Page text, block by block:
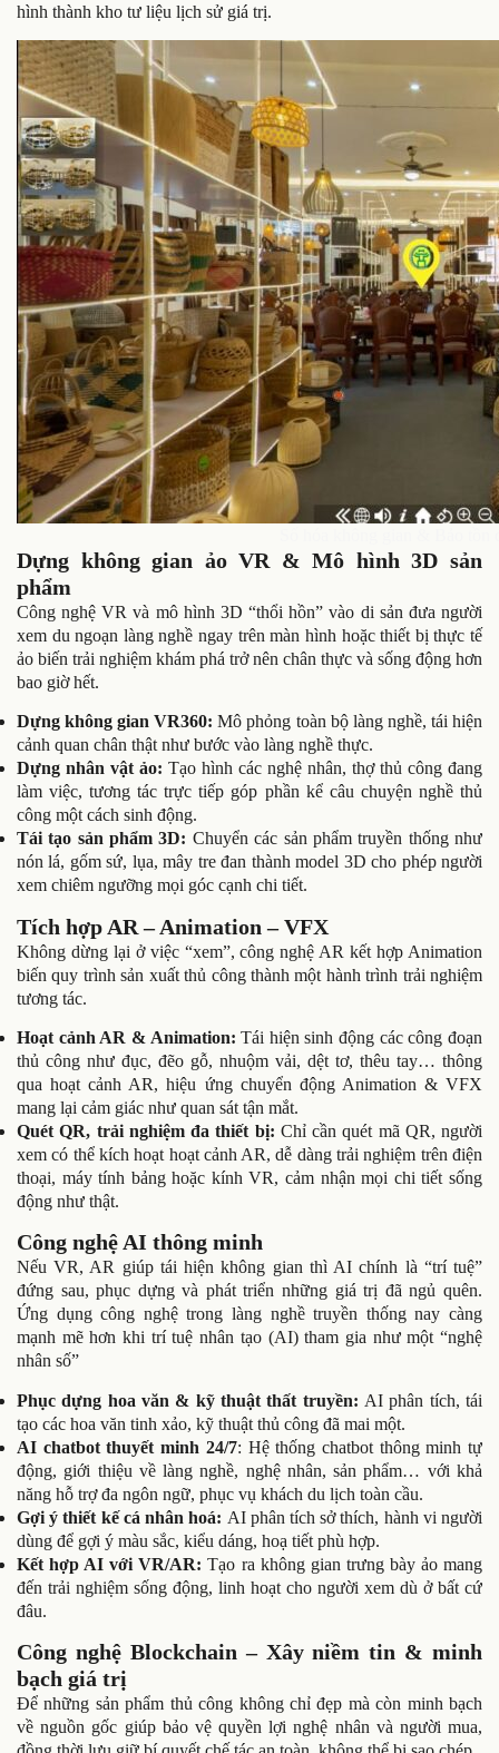
hình thành kho tư liệu lịch sử giá trị.
Dựng không gian ảo VR & Mô hình 3D sản
phẩm
Công nghệ VR và mô hình 3D “thổi hồn” vào di sản đưa người
xem du ngoạn làng nghề ngay trên màn hình hoặc thiết bị thực tế
ảo biến trải nghiệm khám phá trở nên chân thực và sống động hơn
bao giờ hết.
Dựng không gian VR360: Mô phỏng toàn bộ làng nghề, tái hiện
cảnh quan chân thật như bước vào làng nghề thực.
Dựng nhân vật ảo: Tạo hình các nghệ nhân, thợ thủ công đang
làm việc, tương tác trực tiếp góp phần kể câu chuyện nghề thủ
công một cách sinh động.
Tái tạo sản phẩm 3D: Chuyển các sản phẩm truyền thống như
nón lá, gốm sứ, lụa, mây tre đan thành model 3D cho phép người
xem chiêm ngưỡng mọi góc cạnh chi tiết.
Tích hợp AR – Animation – VFX
Không dừng lại ở việc “xem”, công nghệ AR kết hợp Animation
biến quy trình sản xuất thủ công thành một hành trình trải nghiệm
tương tác.
Hoạt cảnh AR & Animation: Tái hiện sinh động các công đoạn
thủ công như đục, đẽo gỗ, nhuộm vải, dệt tơ, thêu tay… thông
qua hoạt cảnh AR, hiệu ứng chuyển động Animation & VFX
mang lại cảm giác như quan sát tận mắt.
Quét QR, trải nghiệm đa thiết bị: Chỉ cần quét mã QR, người
xem có thể kích hoạt hoạt cảnh AR, dễ dàng trải nghiệm trên điện
thoại, máy tính bảng hoặc kính VR, cảm nhận mọi chi tiết sống
động như thật.
Công nghệ AI thông minh
Nếu VR, AR giúp tái hiện không gian thì AI chính là “trí tuệ”
đứng sau, phục dựng và phát triển những giá trị đã ngủ quên.
Ứng dụng công nghệ trong làng nghề truyền thống nay càng
mạnh mẽ hơn khi trí tuệ nhân tạo (AI) tham gia như một “nghệ
nhân số”
Phục dựng hoa văn & kỹ thuật thất truyền: AI phân tích, tái
tạo các hoa văn tinh xảo, kỹ thuật thủ công đã mai một.
AI chatbot thuyết minh 24/7: Hệ thống chatbot thông minh tự
động, giới thiệu về làng nghề, nghệ nhân, sản phẩm… với khả
năng hỗ trợ đa ngôn ngữ, phục vụ khách du lịch toàn cầu.
Gợi ý thiết kế cá nhân hoá: AI phân tích sở thích, hành vi người
dùng để gợi ý màu sắc, kiểu dáng, hoạ tiết phù hợp.
Kết hợp AI với VR/AR:Tạo ra không gian trưng bày ảo mang
đến trải nghiệm sống động, linh hoạt cho người xem dù ở bất cứ
đâu.
Công nghệ Blockchain – Xây niềm tin & minh
bạch giá trị
Để những sản phẩm thủ công không chỉ đẹp mà còn minh bạch
về nguồn gốc giúp bảo vệ quyền lợi nghệ nhân và người mua,